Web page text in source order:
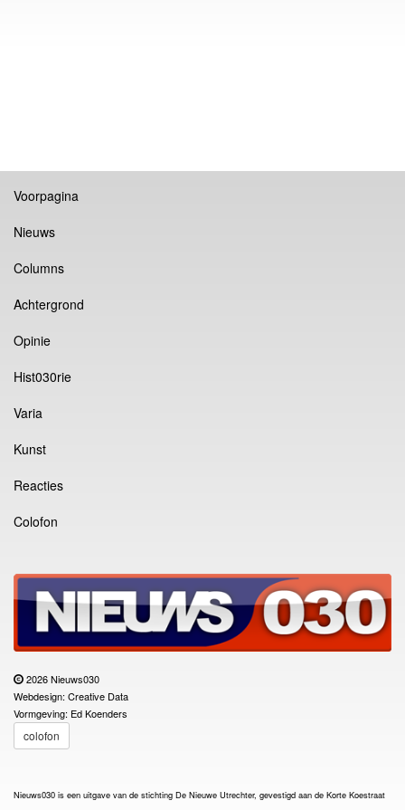
Voorpagina
Nieuws
Columns
Achtergrond
Opinie
Hist030rie
Varia
Kunst
Reacties
Colofon
2026 Nieuws030
Webdesign: Creative Data
Vormgeving: Ed Koenders
colofon
Nieuws030 is een uitgave van de stichting De Nieuwe Utrechter, gevestigd aan de Korte Koestraat